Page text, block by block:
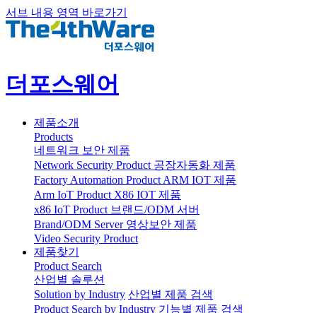
서브 내용 영역 바로가기
더포스웨어
제품소개
Products
네트워크 보안 제품
Network Security Product 공장자동화 제품
Factory Automation Product ARM IOT 제품
Arm IoT Product X86 IOT 제품
x86 IoT Product 브랜드/ODM 서버
Brand/ODM Server 영상보안 제품
Video Security Product
제품찾기
Product Search
산업별 솔루션
Solution by Industry 산업별 제품 검색
Product Search by Industry 기능별 제품 검색